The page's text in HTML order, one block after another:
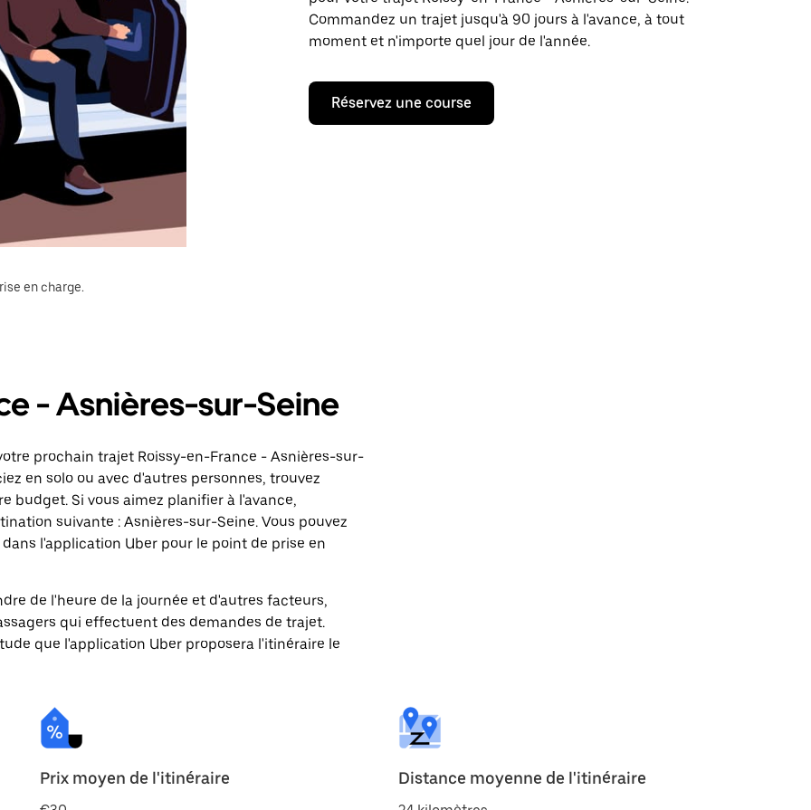
Commandez un trajet jusqu'à 90 jours à l'avance, à tout
moment et n'importe quel jour de l'année.
Réservez une course
en charge.
- Asnières-sur-Seine
prochain trajet Roissy-en-France - Asnières-sur-
en solo ou avec d'autres personnes, trouvez
budget. Si vous aimez planifier à l'avance,
suivante : Asnières-sur-Seine. Vous pouvez
l'application Uber pour le point de prise en
de l'heure de la journée et d'autres facteurs,
qui effectuent des demandes de trajet.
que l'application Uber proposera l'itinéraire le
Prix moyen de l'itinéraire Distance moyenne de l'itinéraire